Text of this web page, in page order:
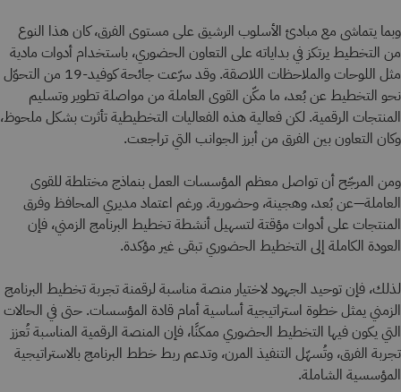
وبما يتماشى مع مبادئ الأسلوب الرشيق على مستوى الفرق، كان هذا النوع
من التخطيط يرتكز في بداياته على التعاون الحضوري، باستخدام أدوات مادية
مثل اللوحات والملاحظات اللاصقة. وقد سرّعت جائحة كوفيد-19 من التحوّل
نحو التخطيط عن بُعد، ما مكّن القوى العاملة من مواصلة تطوير وتسليم
المنتجات الرقمية. لكن فعالية هذه الفعاليات التخطيطية تأثرت بشكل ملحوظ،
وكان التعاون بين الفرق من أبرز الجوانب التي تراجعت.
ومن المرجّح أن تواصل معظم المؤسسات العمل بنماذج مختلطة للقوى
العاملة—عن بُعد، وهجينة، وحضورية. ورغم اعتماد مديري المحافظ وفرق
المنتجات على أدوات مؤقتة لتسهيل أنشطة تخطيط البرنامج الزمني، فإن
العودة الكاملة إلى التخطيط الحضوري تبقى غير مؤكدة.
لذلك، فإن توحيد الجهود لاختيار منصة مناسبة لرقمنة تجربة تخطيط البرنامج
الزمني يمثل خطوة استراتيجية أساسية أمام قادة المؤسسات. حتى في الحالات
التي يكون فيها التخطيط الحضوري ممكنًا، فإن المنصة الرقمية المناسبة تُعزز
تجربة الفرق، وتُسهّل التنفيذ المرن، وتدعم ربط خطط البرنامج بالاستراتيجية
المؤسسية الشاملة.